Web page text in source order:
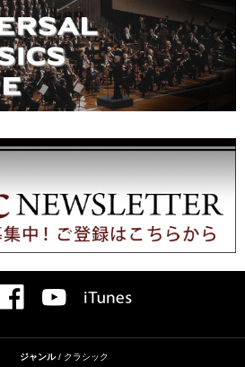
ジャンル クラシック